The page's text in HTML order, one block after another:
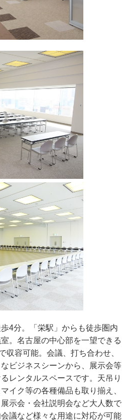
4分。「栄駅」からも徒歩圏内
。名古屋の中心部を一望できる
収容可能。会議、打ち合わせ、
ビジネスシーンから、展示会等
レンタルスペースです。天吊り
イク等の各種備品も取り揃え、
示会・会社説明会など大人数で
議など様々な用途に対応が可能